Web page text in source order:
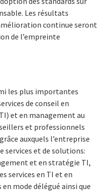
Les résultats
continue seront
de l’empreinte
les plus importantes
de conseil en
et en management au
et professionnels
auxquels l’entreprise
et de solutions:
et en stratégie TI,
services en TI et en
mode délégué ainsi que